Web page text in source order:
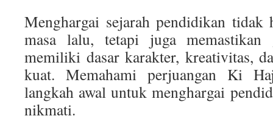
Menghargai sejarah pendidikan tidak
masa lalu, tetapi juga memastikan
memiliki dasar karakter, kreativitas,
kuat. Memahami perjuangan Ki
langkah awal untuk menghargai
nikmati.